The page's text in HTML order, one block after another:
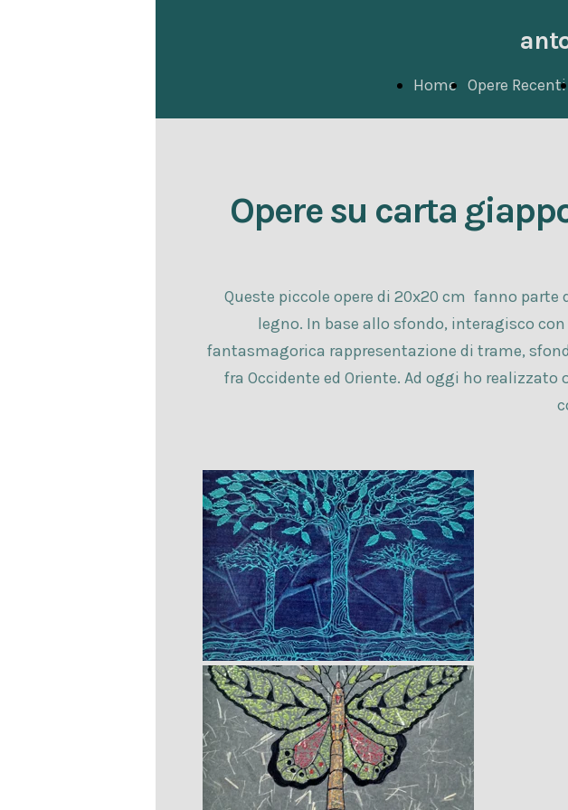
Home Opere Recenti
Opere su carta
Queste piccole opere di 20x20 cm fanno
legno. In base allo sfondo, interagisco
fantasmagorica rappresentazione di trame,
fra Occidente ed Oriente. Ad oggi ho